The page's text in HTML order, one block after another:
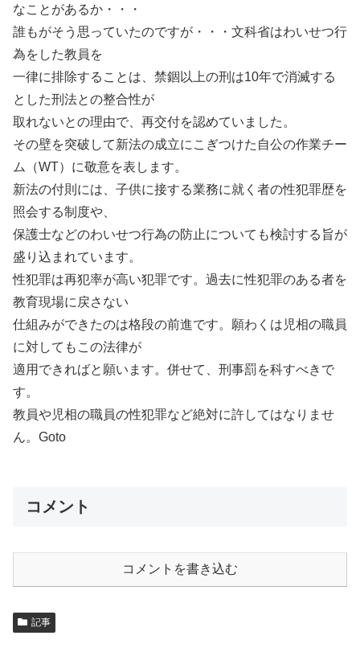
なことがあるか・・・
誰もがそう思っていたのですが・・・文科省はわいせつ行
為をした教員を
一律に排除することは、禁錮以上の刑は10年で消滅する
とした刑法との整合性が
取れないとの理由で、再交付を認めていました。
その壁を突破して新法の成立にこぎつけた自公の作業チー
ム（WT）に敬意を表します。
新法の付則には、子供に接する業務に就く者の性犯罪歴を
照会する制度や、
保護士などのわいせつ行為の防止についても検討する旨が
盛り込まれています。
性犯罪は再犯率が高い犯罪です。過去に性犯罪のある者を
教育現場に戻さない
仕組みができたのは格段の前進です。願わくは児相の職員
に対してもこの法律が
適用できればと願います。併せて、刑事罰を科すべきで
す。
教員や児相の職員の性犯罪など絶対に許してはなりませ
ん。Goto
コメント
コメントを書き込む
記事